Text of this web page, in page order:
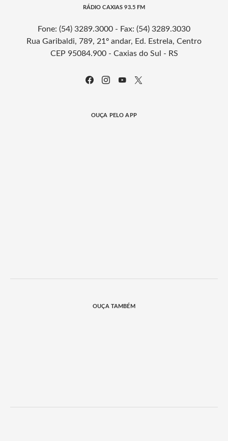
RÁDIO CAXIAS 93.5 FM
Fone: (54) 3289.3000 - Fax: (54) 3289.3030
Rua Garibaldi, 789, 21º andar, Ed. Estrela, Centro
CEP 95084.900 - Caxias do Sul - RS
OUÇA PELO APP
OUÇA TAMBÉM